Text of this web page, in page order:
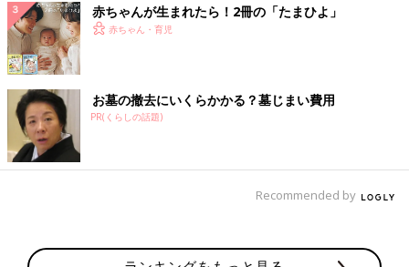
赤ちゃんが生まれたら！2冊の「たまひよ」
赤ちゃん・育児
お墓の撤去にいくらかかる？墓じまい費用
PR(くらしの話題)
Recommended by